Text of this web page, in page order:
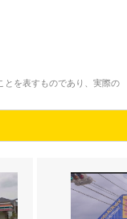
を表すものであり、実際の